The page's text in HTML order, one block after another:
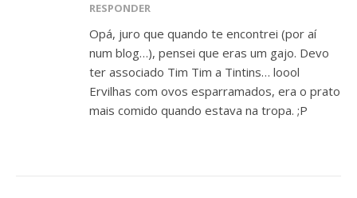
RESPONDER
Opá, juro que quando te encontrei (por aí
num blog…), pensei que eras um gajo. Devo
ter associado Tim Tim a Tintins… loool
Ervilhas com ovos esparramados, era o prato
mais comido quando estava na tropa. ;P